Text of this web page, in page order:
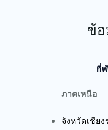
ข้อ
ที่
ภาคเหนือ
จังหวัดเชียง